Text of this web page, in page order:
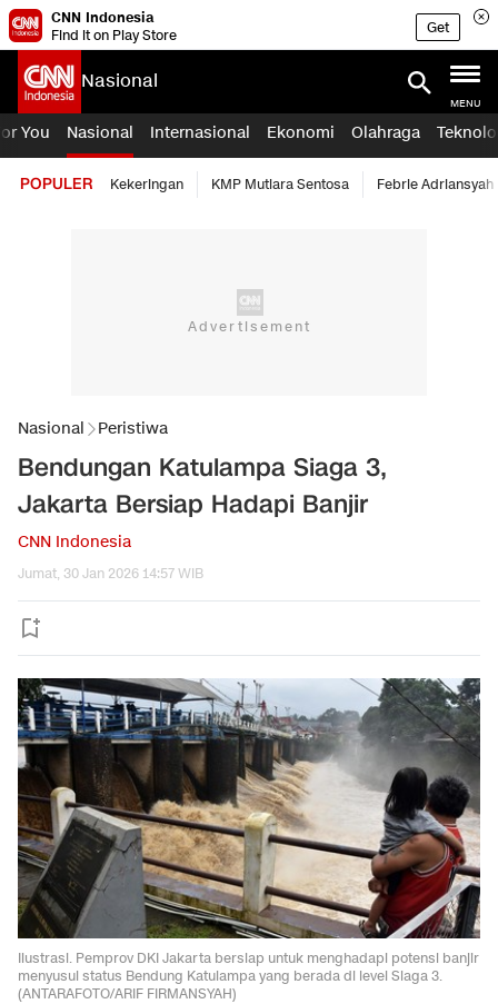
CNN Indonesia
Find it on Play Store
Get
Nasional
MENU
You Nasional Internasional Ekonomi Olahraga
POPULER Kekeringan KMP Mutiara Sentosa Febrie Adriansyah
Nasional Peristiwa
Bendungan Katulampa Siaga 3,
Jakarta Bersiap Hadapi Banjir
CNN Indonesia
Jumat, 30 Jan 2026 14:57 WIB
Ilustrasi. Pemprov DKI Jakarta bersiap untuk menghadapi potensi banjir
menyusul status Bendung Katulampa yang berada di level Siaga 3.
(ANTARAFOTO/ARIF FIRMANSYAH)